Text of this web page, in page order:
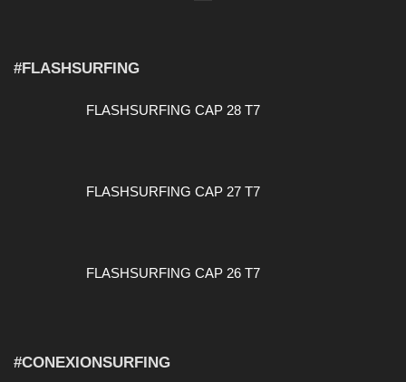
#FLASHSURFING
FLASHSURFING CAP 28 T7
FLASHSURFING CAP 27 T7
FLASHSURFING CAP 26 T7
#CONEXIONSURFING